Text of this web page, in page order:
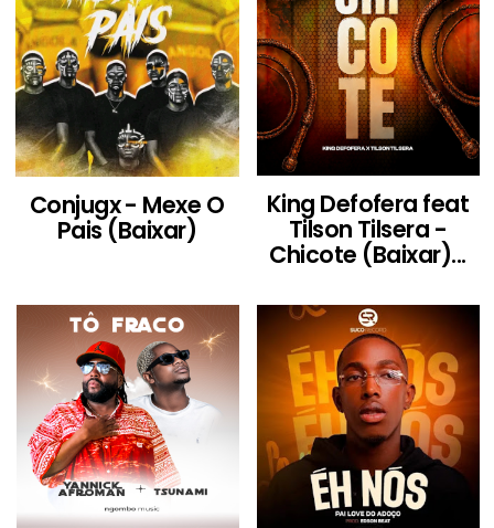
Conjugx - Mexe O
Pais (Baixar)
King Defofera feat
Tilson Tilsera -
Chicote (Baixar)...